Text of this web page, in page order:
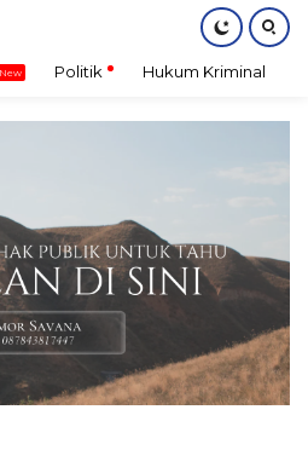
Politik Hukum Kriminal